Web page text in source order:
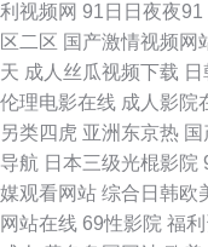
频第一页 91传媒网页版
艹在线观看 毛片夜夜91 在
片 91人人操 国产热婷婷
婷 wwwav男人天堂 欧美
利视频网 91日日夜夜91
区二区 国产激情视频网
天 成人丝瓜视频下载
伦理电影在线 成人影院
另类四虎 亚洲东京热
导航 日本三级光棍影院
媒观看网站 综合日韩欧
网站在线 69性影院 福